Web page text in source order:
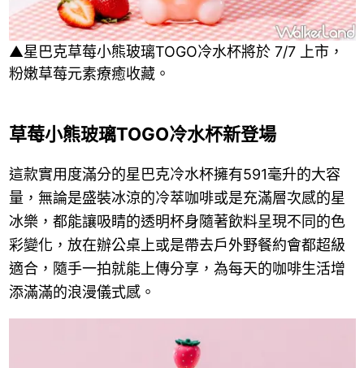
▲星巴克草莓小熊玻璃TOGO冷水杯將於 7/7 上市，
粉嫩草莓元素療癒收藏。
草莓小熊玻璃TOGO冷水杯新登場
這款實用度滿分的星巴克冷水杯擁有591毫升的大容
量，無論是盛裝冰涼的冷萃咖啡或是充滿層次感的星
冰樂，都能讓吸睛的透明杯身隨著飲料呈現不同的色
彩變化，放在辦公桌上或是帶去戶外野餐約會都超級
適合，隨手一拍就能上傳分享，為每天的咖啡生活增
添滿滿的浪漫儀式感。